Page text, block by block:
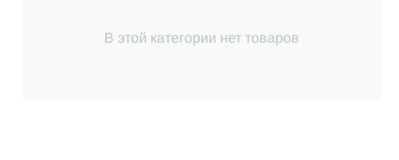
В этой категории нет товаров